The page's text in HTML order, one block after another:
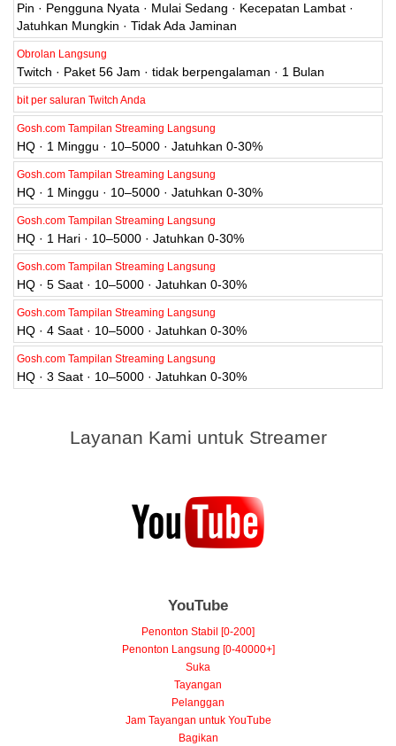
Pin · Pengguna Nyata · Mulai Sedang · Kecepatan Lambat ·
Jatuhkan Mungkin · Tidak Ada Jaminan
Obrolan Langsung
Twitch · Paket 56 Jam · tidak berpengalaman · 1 Bulan
bit per saluran Twitch Anda
Gosh.com Tampilan Streaming Langsung
HQ · 1 Minggu · 10–5000 · Jatuhkan 0-30%
Gosh.com Tampilan Streaming Langsung
HQ · 1 Minggu · 10–5000 · Jatuhkan 0-30%
Gosh.com Tampilan Streaming Langsung
HQ · 1 Hari · 10–5000 · Jatuhkan 0-30%
Gosh.com Tampilan Streaming Langsung
HQ · 5 Saat · 10–5000 · Jatuhkan 0-30%
Gosh.com Tampilan Streaming Langsung
HQ · 4 Saat · 10–5000 · Jatuhkan 0-30%
Gosh.com Tampilan Streaming Langsung
HQ · 3 Saat · 10–5000 · Jatuhkan 0-30%
Layanan Kami untuk Streamer
YouTube
Penonton Stabil [0-200]
Penonton Langsung [0-40000+]
Suka
Tayangan
Pelanggan
Jam Tayangan untuk YouTube
Bagikan